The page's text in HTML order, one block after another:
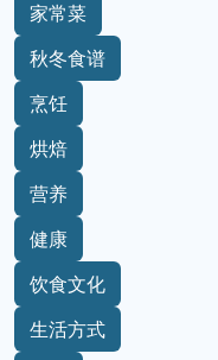
家常菜
秋冬食谱
烹饪
烘焙
营养
健康
饮食文化
生活方式